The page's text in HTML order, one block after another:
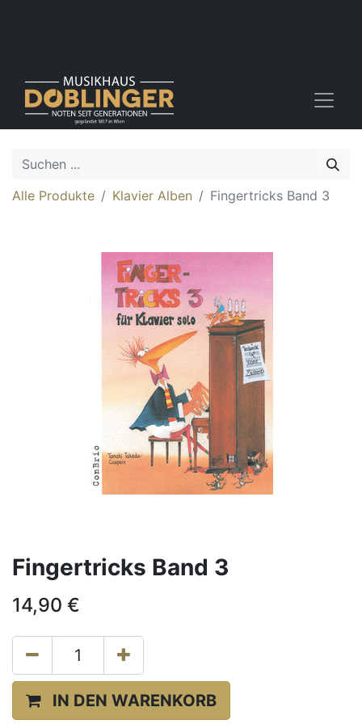
Alle Produkte Klavier Alben Fingertricks Band 3
Fingertricks Band 3
14,90 €
IN DEN WARENKORB